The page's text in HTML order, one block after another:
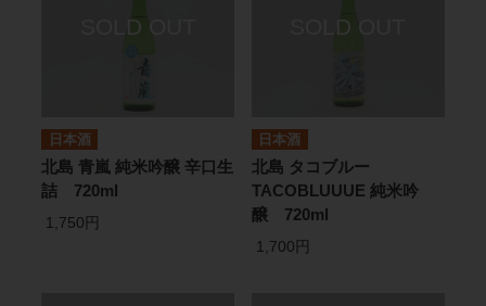
日本酒
北島 青嵐 純米吟醸 辛口生
詰 720ml
1,750円
日本酒
北島 タコブルー
TACOBLUUUE 純米吟
醸 720ml
1,700円